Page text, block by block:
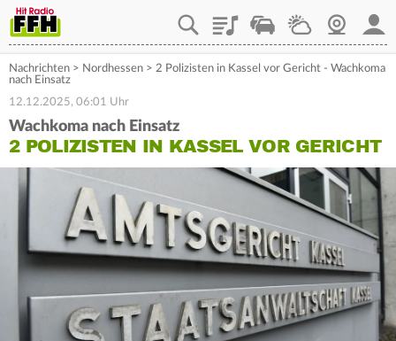
PlaylistStaupilotWetterWebcam
Nachrichten > Nordhessen > 2 Polizisten in Kassel vor Gericht - Wachkoma
nach Einsatz
12.12.2025, 06:01 Uhr
Wachkoma nach Einsatz
2 POLIZISTEN IN KASSEL VOR GERICHT